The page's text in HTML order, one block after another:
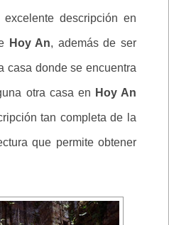
descripción en
Hoy An, además de ser
casa donde se encuentra
otra casa en Hoy An
tan completa de la
que permite obtener